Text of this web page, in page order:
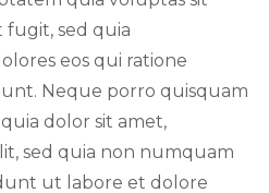
sed quia
eos qui ratione
Neque porro quisquam
dolor sit amet,
sed quia non numquam
ut labore et dolore